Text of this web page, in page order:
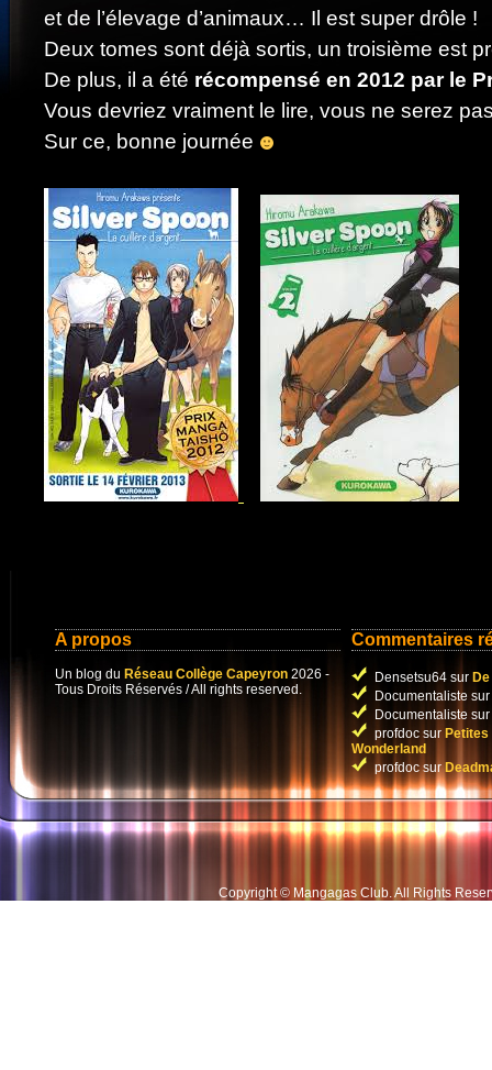
et de l’élevage d’animaux… Il est super drôle !
Deux tomes sont déjà sortis, un troisième est
De plus, il a été récompensé en 2012 par le
Vous devriez vraiment le lire, vous ne serez
Sur ce, bonne journée
A propos
Un blog du Réseau Collège Capeyron 2026 -
Tous Droits Réservés / All rights reserved.
Commentaires
Densetsu64 sur
Documentaliste sur
Documentaliste sur
profdoc sur
Wonderland
profdoc sur
Copyright © Mangagas Club.All Rights